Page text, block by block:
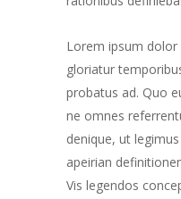
Lorem ipsum
gloriatur
probatus ad. Quo
ne omnes
denique, ut
apeirian
Vis legendos